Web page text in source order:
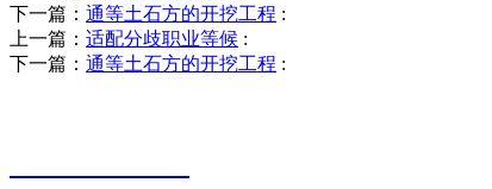
下一篇： 通等土石方的开挖工程 :
上一篇： 适配分歧职业等候 :
下一篇： 通等土石方的开挖工程 :